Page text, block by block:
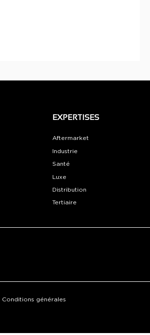
EXPERTISES
Aftermarket
Industrie
Santé
Luxe
Distribution
Tertiaire
Conditions générales